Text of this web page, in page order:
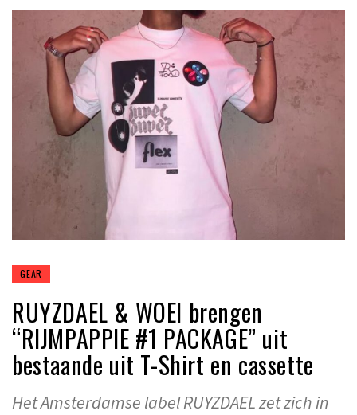
GEAR
RUYZDAEL & WOEI brengen
“RIJMPAPPIE #1 PACKAGE” uit
bestaande uit T-Shirt en cassette
Het Amsterdamse label RUYZDAEL zet zich in